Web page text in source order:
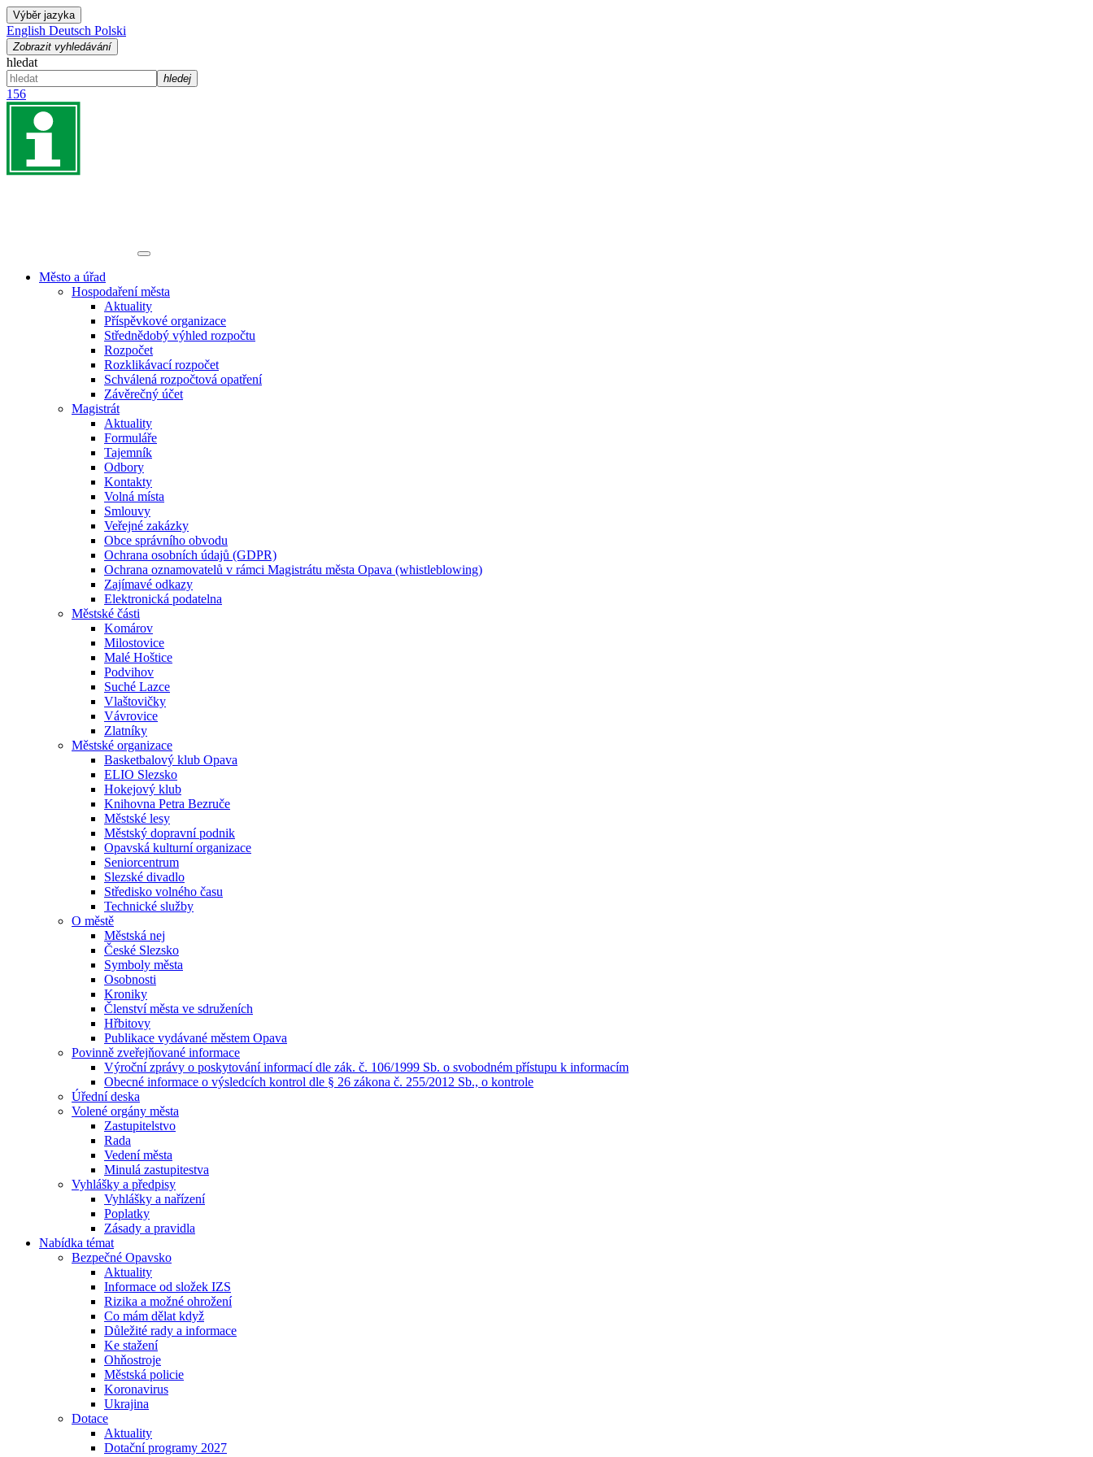
Výběr jazyka
English Deutsch Polski
Zobrazit vyhledávání
hledat
hledej
156
Město a úřad
Hospodaření města
Aktuality
Příspěvkové organizace
Střednědobý výhled rozpočtu
Rozpočet
Rozklikávací rozpočet
Schválená rozpočtová opatření
Závěrečný účet
Magistrát
Aktuality
Formuláře
Tajemník
Odbory
Kontakty
Volná místa
Smlouvy
Veřejné zakázky
Obce správního obvodu
Ochrana osobních údajů (GDPR)
Ochrana oznamovatelů v rámci Magistrátu města Opava (whistleblowing)
Zajímavé odkazy
Elektronická podatelna
Městské části
Komárov
Milostovice
Malé Hoštice
Podvihov
Suché Lazce
Vlaštovičky
Vávrovice
Zlatníky
Městské organizace
Basketbalový klub Opava
ELIO Slezsko
Hokejový klub
Knihovna Petra Bezruče
Městské lesy
Městský dopravní podnik
Opavská kulturní organizace
Seniorcentrum
Slezské divadlo
Středisko volného času
Technické služby
O městě
Městská nej
České Slezsko
Symboly města
Osobnosti
Kroniky
Členství města ve sdruženích
Hřbitovy
Publikace vydávané městem Opava
Povinně zveřejňované informace
Výroční zprávy o poskytování informací dle zák. č. 106/1999 Sb. o svobodném přístupu k informacím
Obecné informace o výsledcích kontrol dle § 26 zákona č. 255/2012 Sb., o kontrole
Úřední deska
Volené orgány města
Zastupitelstvo
Rada
Vedení města
Minulá zastupitestva
Vyhlášky a předpisy
Vyhlášky a nařízení
Poplatky
Zásady a pravidla
Nabídka témat
Bezpečné Opavsko
Aktuality
Informace od složek IZS
Rizika a možné ohrožení
Co mám dělat když
Důležité rady a informace
Ke stažení
Ohňostroje
Městská policie
Koronavirus
Ukrajina
Dotace
Aktuality
Dotační programy 2027